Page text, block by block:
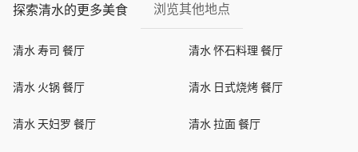
探索清水的更多美食 浏览其他地点
清水 寿司 餐厅 清水 怀石料理 餐厅
清水 火锅 餐厅 清水 日式烧烤 餐厅
清水 天妇罗 餐厅 清水 拉面 餐厅